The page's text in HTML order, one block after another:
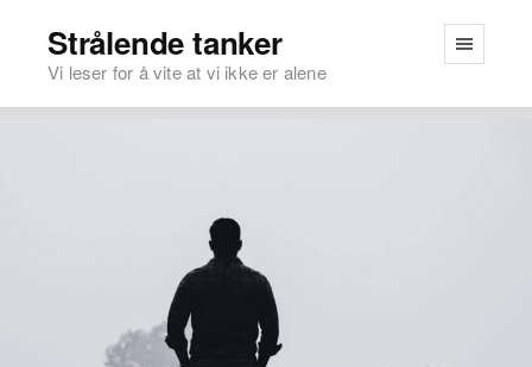
Strålende tanker
Vi leser for å vite at vi ikke er alene